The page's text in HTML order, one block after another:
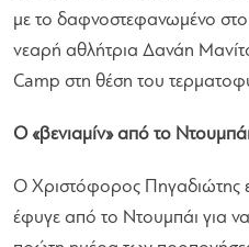
με το δαφνοστεφανωμένο
νεαρή αθλήτρια Δανάη
Camp στη θέση του
Ο «βενιαμίν» από το
Ο Χριστόφορος Πηγαδιώτης
έφυγε από το Ντουμπάι για